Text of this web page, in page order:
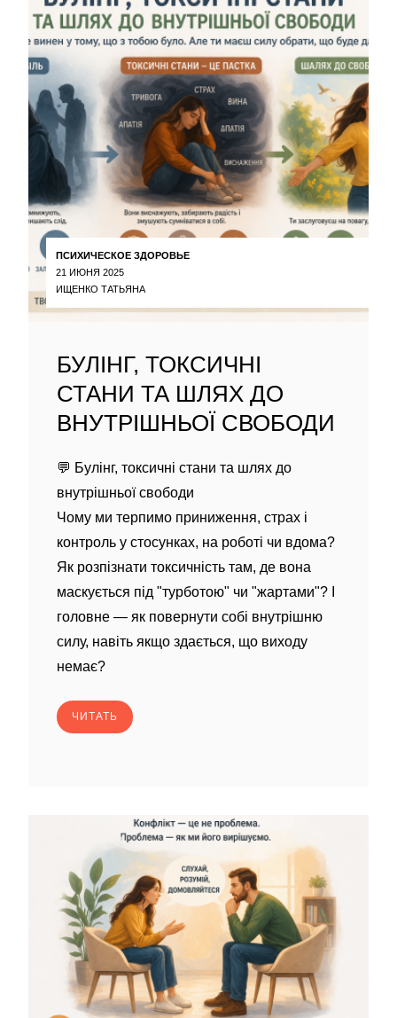
ПСИХИЧЕСКОЕ ЗДОРОВЬЕ
21 ИЮНЯ 2025
ИЩЕНКО ТАТЬЯНА
БУЛІНГ, ТОКСИЧНІ
СТАНИ ТА ШЛЯХ ДО
ВНУТРІШНЬОЇ СВОБОДИ
💬 Булінг, токсичні стани та шлях до
внутрішньої свободи
Чому ми терпимо приниження, страх і
контроль у стосунках, на роботі чи вдома?
Як розпізнати токсичність там, де вона
маскується під "турботою" чи "жартами"? І
головне — як повернути собі внутрішню
силу, навіть якщо здається, що виходу
немає?
ЧИТАТЬ